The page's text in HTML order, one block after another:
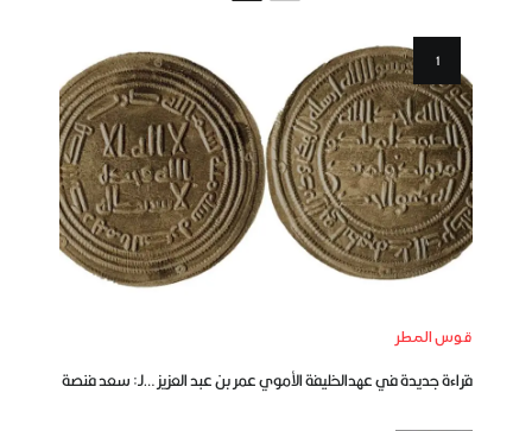
قوس المطر
قراءة جديدة في عهدالخليفة الأموي عمر بن عبد العزيز …لـ: سعد فنصة